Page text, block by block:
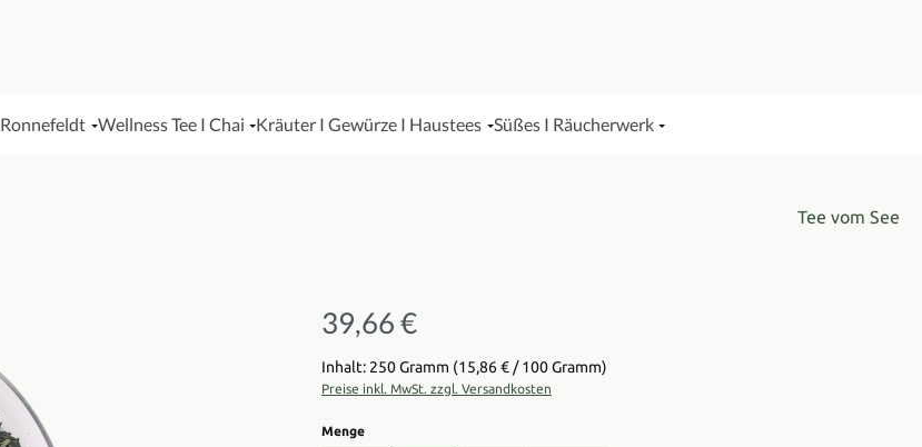
Ronnefeldt Wellness Tee I Chai Kräuter I Gewürze I Haustees Süßes I Räucherwerk
Tee vom See
Regulärer Preis:
39,66 €
Inhalt: 250 Gramm (15,86 € / 100 Gramm)
Preise inkl. MwSt. zzgl. Versandkosten
Mengeauswählen